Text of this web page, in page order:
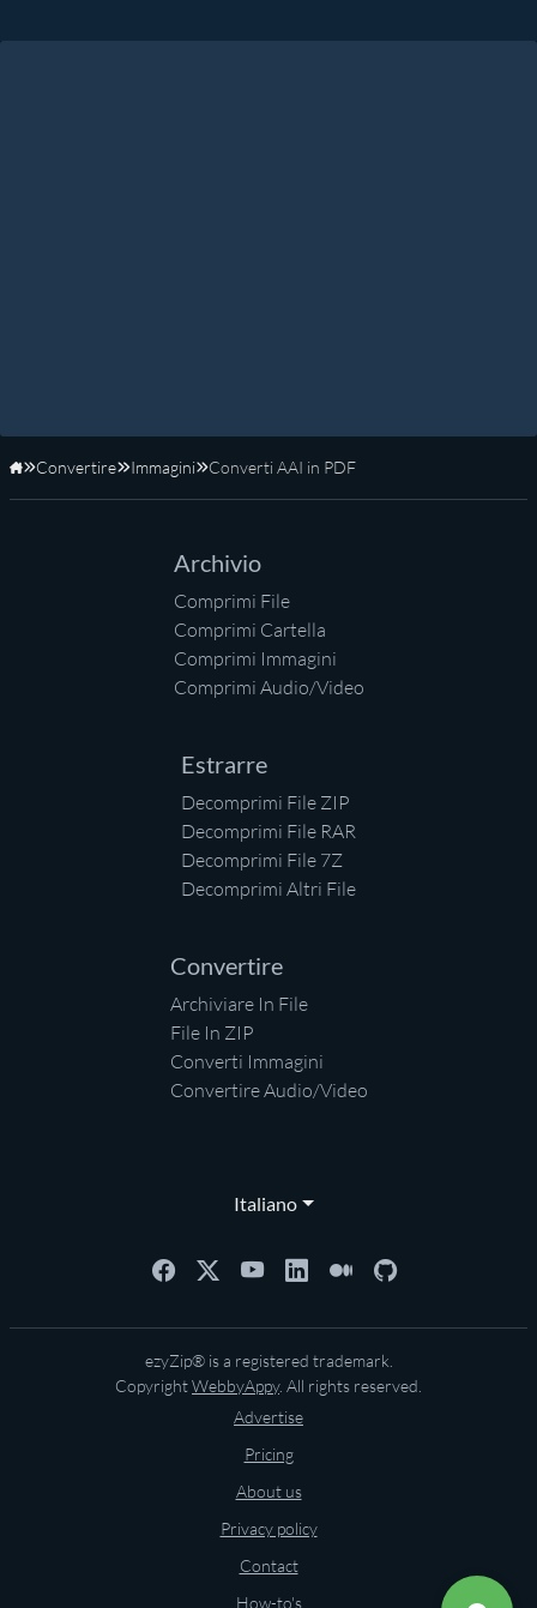
Home
Convertire Immagini Converti AAI in PDF
Archivio
Comprimi File
Comprimi Cartella
Comprimi Immagini
Comprimi Audio/Video
Estrarre
Decomprimi File ZIP
Decomprimi File RAR
Decomprimi File 7Z
Decomprimi Altri File
Convertire
Archiviare In File
File In ZIP
Converti Immagini
Convertire Audio/Video
Italiano
ezyZip® is a registered trademark.
CopyrightWebbyAppy. All rights reserved.
Advertise
Pricing
About us
Privacy policy
Contact
How-to's